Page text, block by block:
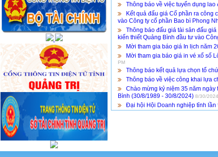
Thông báo về việc tuyển dụng lao
Kết quả đấu giá Cổ phần ra công
vào Công ty cổ phần Bao bì Phong
Thông báo đấu giá tài sản đấu
kiến thiết Quảng Bình đầu tư vào
Mời tham gia báo giá In lịch năm
Mời tham gia báo giá in vé xổ số
PM
Thông báo kết quả lựa chọn tổ
Thông báo về việc công khai lựa
Chào mừng kỷ niệm 35 năm ngày
Bình (30/8/1989 - 30/8/2024) 8/30/
Đại hội Hội Doanh nghiệp tỉnh lần